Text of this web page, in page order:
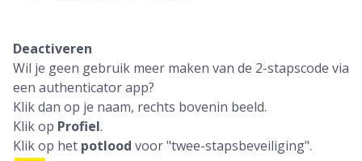
Deactiveren
Wil je geen gebruik meer maken van de 2-stapscode via
een authenticator app?
Klik dan op je naam, rechts bovenin beeld.
Klik op Profiel.
Klik op het potlood voor "twee-stapsbeveiliging".